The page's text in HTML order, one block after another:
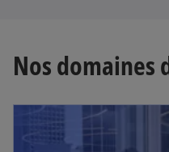
Nos domaines